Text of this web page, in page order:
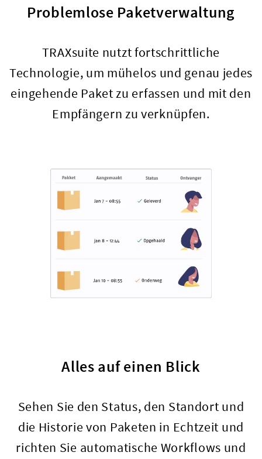
Problemlose Paketverwaltung
TRAXsuite nutzt fortschrittliche
Technologie, um mühelos und genau jedes
eingehende Paket zu erfassen und mit den
Empfängern zu verknüpfen.
Alles auf einen Blick
Sehen Sie den Status, den Standort und
die Historie von Paketen in Echtzeit und
richten Sie automatische Workflows und